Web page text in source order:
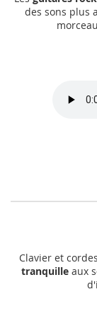
des sons plus
Clavier et
tranquille aux